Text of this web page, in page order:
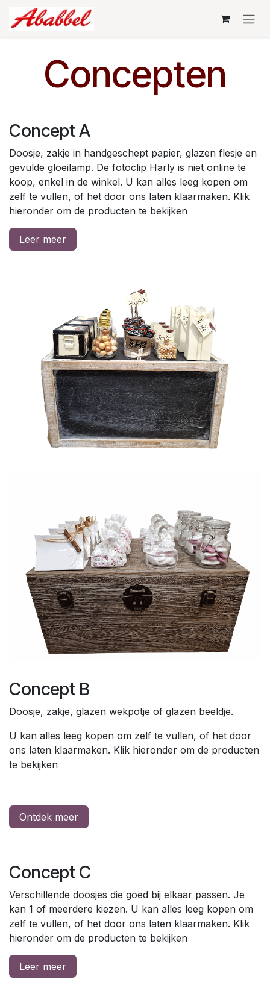
Overslaan naar inhoud
Concepten
Concept A
Doosje, zakje in handgeschept papier, glazen flesje en
gevulde gloeilamp. De fotoclip Harly is niet online te
koop, enkel in de winkel. U kan alles leeg kopen om
zelf te vullen, of het door ons laten klaarmaken. Klik
hieronder om de producten te bekijken
Leer meer
Concept B
Doosje, zakje, glazen wekpotje of glazen beeldje.
U kan alles leeg kopen om zelf te vullen, of het door
ons laten klaarmaken. Klik hieronder om de producten
te bekijken
Ontdek meer
Concept C
Verschillende doosjes die goed bij elkaar passen. Je
kan 1 of meerdere kiezen. U kan alles leeg kopen om
zelf te vullen, of het door ons laten klaarmaken. Klik
hieronder om de producten te bekijken
Leer meer